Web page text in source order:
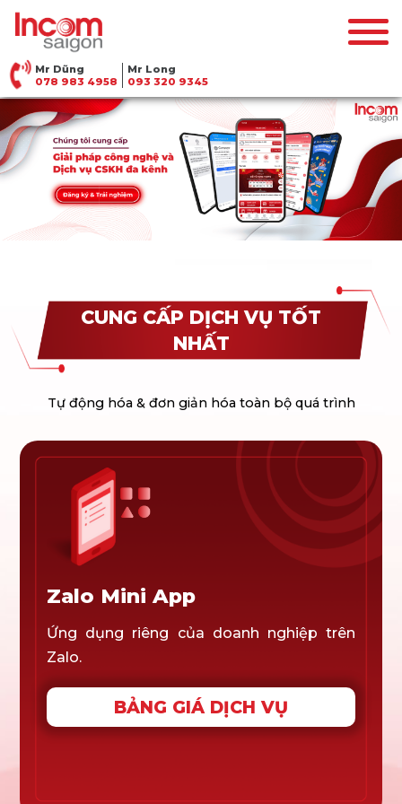
Mr Dũng
078 983 4958
Mr Long
093 320 9345
CUNG CẤP DỊCH VỤ TỐT
NHẤT
Tự động hóa & đơn giản hóa toàn bộ quá trình
Zalo Mini App
Ứng dụng riêng của doanh nghiệp trên
Zalo.
BẢNG GIÁ DỊCH VỤ